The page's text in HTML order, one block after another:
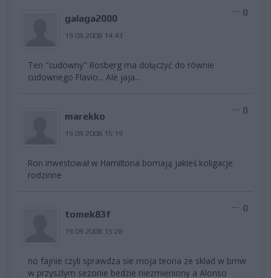
galaga2000
19.09.2008 14:43
0
Ten "cudowny" Rosberg ma dołączyć do równie
cudownego Flavio... Ale jaja...
marekko
19.09.2008 15:19
0
Ron inwestował w Hamiltona bomają jakieś koligacje
rodzinne
tomek83f
19.09.2008 15:28
0
no fajnie czyli sprawdza sie moja teoria ze sklad w bmw
w przyszlym sezonie bedzie niezmieniony a Alonso